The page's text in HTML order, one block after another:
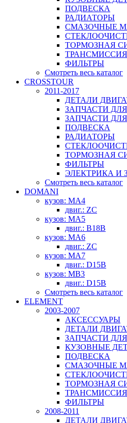
ПОДВЕСКА
РАДИАТОРЫ
СМАЗОЧНЫЕ
ТОРМОЗНАЯ
ТРАНСМИССИЯ
ФИЛЬТРЫ
Смотреть весь каталог
CROSSTOUR
2011-2017
ДЕТАЛИ
ЗАПЧАСТИ
ЗАПЧАСТИ
ПОДВЕСКА
РАДИАТОРЫ
ТОРМОЗНАЯ
ФИЛЬТРЫ
ЭЛЕКТРИКА И
Смотреть весь каталог
DOMANI
кузов: MA4
двиг.: ZC
кузов: MA5
двиг.: B18B
кузов: MA6
двиг.: ZC
кузов: MA7
двиг.: D15B
кузов: MB3
двиг.: D15B
Смотреть весь каталог
ELEMENT
2003-2007
АКСЕССУАРЫ
ДЕТАЛИ
ЗАПЧАСТИ
КУЗОВНЫЕ
ПОДВЕСКА
СМАЗОЧНЫЕ
ТОРМОЗНАЯ
ТРАНСМИССИЯ
ФИЛЬТРЫ
2008-2011
ДЕТАЛИ